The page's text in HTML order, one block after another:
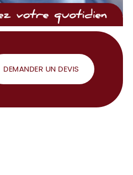
DEMANDER UN DEVIS